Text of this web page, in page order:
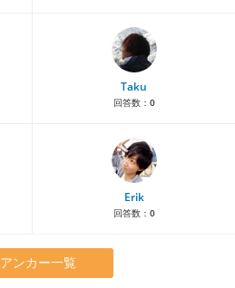
Taku
回答数： 0
Erik
回答数： 0
アンカー一覧